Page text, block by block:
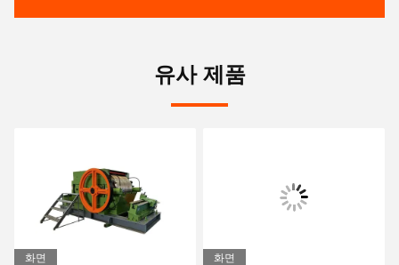
유사 제품
화면 화면